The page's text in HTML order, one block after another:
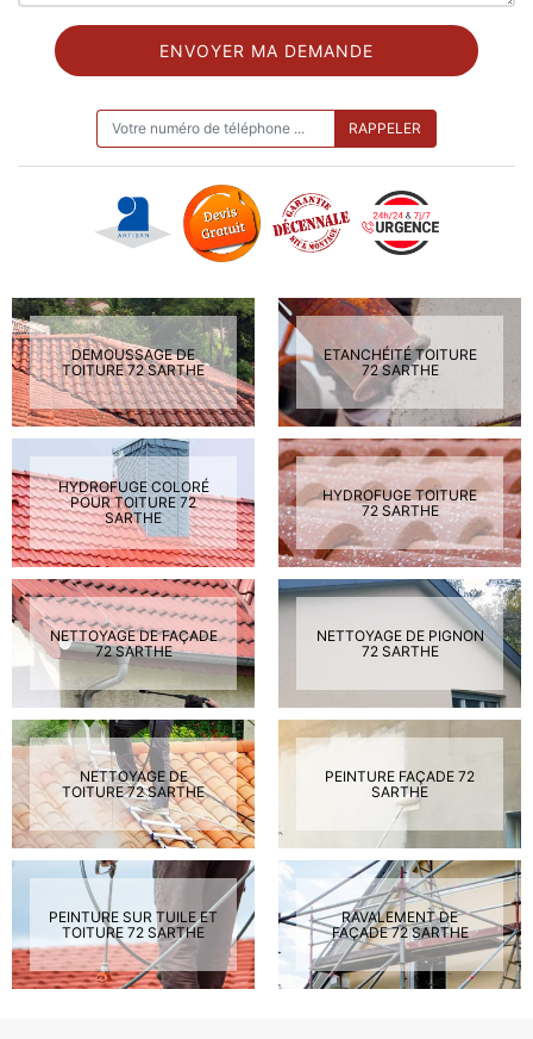
DEMOUSSAGE DE
TOITURE 72 SARTHE
ETANCHÉITÉ TOITURE
72 SARTHE
HYDROFUGE COLORÉ
POUR TOITURE 72
SARTHE
HYDROFUGE TOITURE
72 SARTHE
NETTOYAGE DE FAÇADE
72 SARTHE
NETTOYAGE DE PIGNON
72 SARTHE
NETTOYAGE DE
TOITURE 72 SARTHE
PEINTURE FAÇADE 72
SARTHE
PEINTURE SUR TUILE ET
TOITURE 72 SARTHE
RAVALEMENT DE
FAÇADE 72 SARTHE